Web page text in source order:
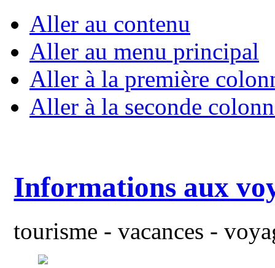
Aller au contenu
Aller au menu principal
Aller à la première
Aller à la seconde
Informations aux
tourisme - vacances -